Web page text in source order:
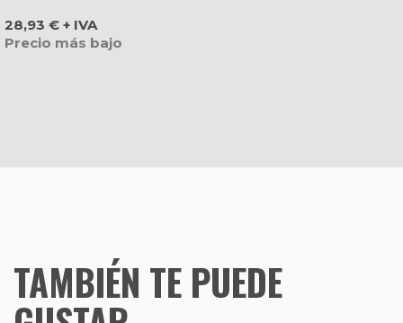
Precio
28,93 € + IVA
Precio más bajo
TAMBIÉN TE PUEDE